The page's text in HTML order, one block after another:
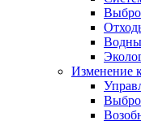
Изменение